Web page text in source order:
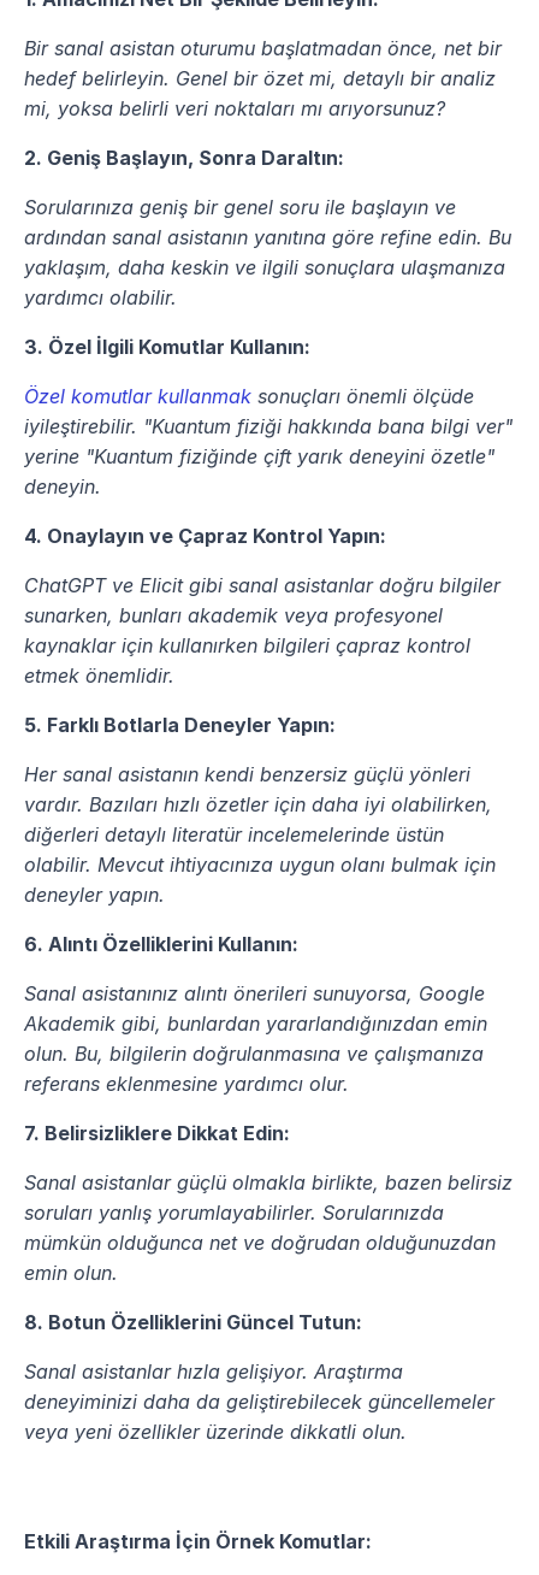
Bir sanal asistan oturumu başlatmadan önce, net bir
hedef belirleyin. Genel bir özet mi, detaylı bir analiz
mi, yoksa belirli veri noktaları mı arıyorsunuz?
2. Geniş Başlayın, Sonra Daraltın:
Sorularınıza geniş bir genel soru ile başlayın ve
ardından sanal asistanın yanıtına göre refine edin. Bu
yaklaşım, daha keskin ve ilgili sonuçlara ulaşmanıza
yardımcı olabilir.
3. Özel İlgili Komutlar Kullanın:
Özel komutlar kullanmak sonuçları önemli ölçüde
iyileştirebilir. "Kuantum fiziği hakkında bana bilgi ver"
yerine "Kuantum fiziğinde çift yarık deneyini özetle"
deneyin.
4. Onaylayın ve Çapraz Kontrol Yapın:
ChatGPT ve Elicit gibi sanal asistanlar doğru bilgiler
sunarken, bunları akademik veya profesyonel
kaynaklar için kullanırken bilgileri çapraz kontrol
etmek önemlidir.
5. Farklı Botlarla Deneyler Yapın:
Her sanal asistanın kendi benzersiz güçlü yönleri
vardır. Bazıları hızlı özetler için daha iyi olabilirken,
diğerleri detaylı literatür incelemelerinde üstün
olabilir. Mevcut ihtiyacınıza uygun olanı bulmak için
deneyler yapın.
6. Alıntı Özelliklerini Kullanın:
Sanal asistanınız alıntı önerileri sunuyorsa, Google
Akademik gibi, bunlardan yararlandığınızdan emin
olun. Bu, bilgilerin doğrulanmasına ve çalışmanıza
referans eklenmesine yardımcı olur.
7. Belirsizliklere Dikkat Edin:
Sanal asistanlar güçlü olmakla birlikte, bazen belirsiz
soruları yanlış yorumlayabilirler. Sorularınızda
mümkün olduğunca net ve doğrudan olduğunuzdan
emin olun.
8. Botun Özelliklerini Güncel Tutun:
Sanal asistanlar hızla gelişiyor. Araştırma
deneyiminizi daha da geliştirebilecek güncellemeler
veya yeni özellikler üzerinde dikkatli olun.
Etkili Araştırma İçin Örnek Komutlar: